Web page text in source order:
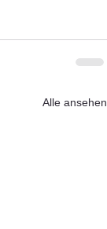
Alle ansehen